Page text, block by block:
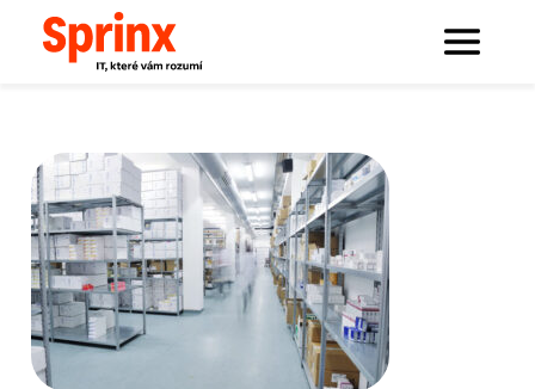
Sprinx.com
Povinná hlášení distributorů léčiv a jak je umíme ulehčit